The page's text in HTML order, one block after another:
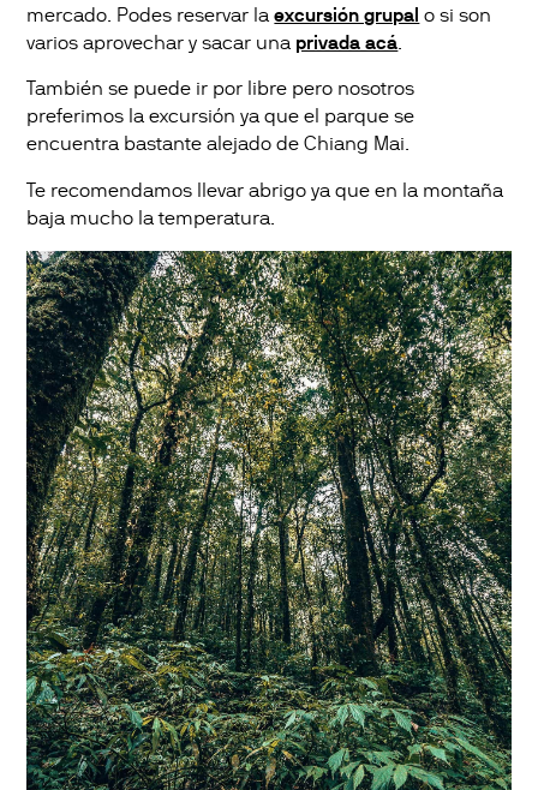
mercado. Podes reservar laexcursión grupal o si son
varios aprovechar y sacar una privada acá
También se puede ir por libre pero nosotros
preferimos la excursión ya que el parque se
encuentra bastante alejado de Chiang Mai.
Te recomendamos llevar abrigo ya que en la montaña
baja mucho la temperatura.